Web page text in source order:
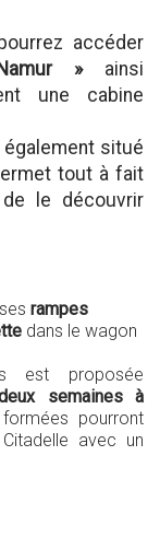
accéder
»ainsi
une cabine
également situé
tout à fait
le découvrir
rampes
dans le wagon
est proposée
semaines à
pourront
avec un